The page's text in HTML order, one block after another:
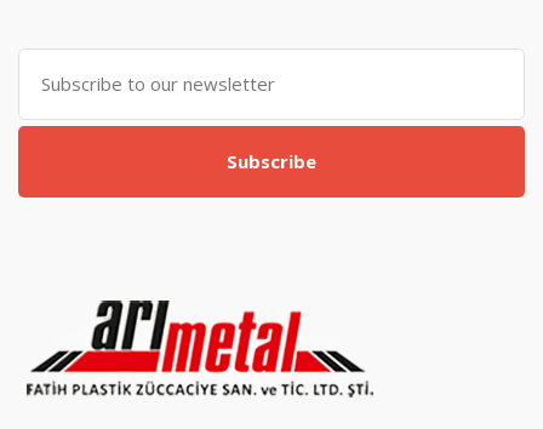
Subscribe